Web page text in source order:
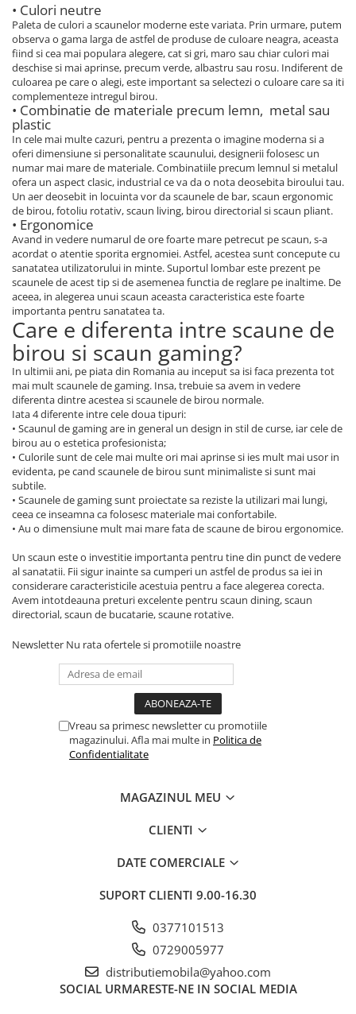
• Culori neutre
Paleta de culori a scaunelor moderne este variata. Prin urmare, putem
observa o gama larga de astfel de produse de culoare neagra, aceasta
fiind si cea mai populara alegere, cat si gri, maro sau chiar culori mai
deschise si mai aprinse, precum verde, albastru sau rosu. Indiferent de
culoarea pe care o alegi, este important sa selectezi o culoare care sa iti
complementeze intregul birou.
• Combinatie de materiale precum lemn, metal sau
plastic
In cele mai multe cazuri, pentru a prezenta o imagine moderna si a
oferi dimensiune si personalitate scaunului, designerii folosesc un
numar mai mare de materiale. Combinatiile precum lemnul si metalul
ofera un aspect clasic, industrial ce va da o nota deosebita biroului tau.
Un aer deosebit in locuinta vor da scaunele de bar, scaun ergonomic
de birou, fotoliu rotativ, scaun living, birou directorial si scaun pliant.
• Ergonomice
Avand in vedere numarul de ore foarte mare petrecut pe scaun, s-a
acordat o atentie sporita ergnomiei. Astfel, acestea sunt concepute cu
sanatatea utilizatorului in minte. Suportul lombar este prezent pe
scaunele de acest tip si de asemenea functia de reglare pe inaltime. De
aceea, in alegerea unui scaun aceasta caracteristica este foarte
importanta pentru sanatatea ta.
Care e diferenta intre scaune de
birou si scaun gaming?
In ultimii ani, pe piata din Romania au inceput sa isi faca prezenta tot
mai mult scaunele de gaming. Insa, trebuie sa avem in vedere
diferenta dintre acestea si scaunele de birou normale.
Iata 4 diferente intre cele doua tipuri:
• Scaunul de gaming are in general un design in stil de curse, iar cele de
birou au o estetica profesionista;
• Culorile sunt de cele mai multe ori mai aprinse si ies mult mai usor in
evidenta, pe cand scaunele de birou sunt minimaliste si sunt mai
subtile.
• Scaunele de gaming sunt proiectate sa reziste la utilizari mai lungi,
ceea ce inseamna ca folosesc materiale mai confortabile.
• Au o dimensiune mult mai mare fata de scaune de birou ergonomice.
Un scaun este o investitie importanta pentru tine din punct de vedere
al sanatatii. Fii sigur inainte sa cumperi un astfel de produs sa iei in
considerare caracteristicile acestuia pentru a face alegerea corecta.
Avem intotdeauna preturi excelente pentru scaun dining, scaun
directorial, scaun de bucatarie, scaune rotative.
Newsletter Nu rata ofertele si promotiile noastre
Vreau sa primesc newsletter cu promotiile
magazinului. Afla mai multe in Politica de
Confidentialitate
MAGAZINUL MEU
CLIENTI
DATE COMERCIALE
SUPORT CLIENTI 9.00-16.30
0377101513
0729005977
distributiemobila@yahoo.com
SOCIAL URMARESTE-NE IN SOCIAL MEDIA